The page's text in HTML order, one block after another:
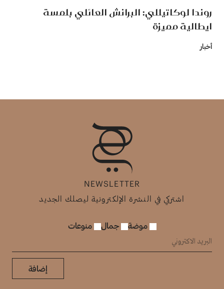
روندا لوكاتيللي: البرانش العائلي بلمسة
ايطالية مميزة
أخبار
NEWSLETTER
اشتركي في النشرة الإلكترونية ليصلك الجديد
موضة جمال منوعات
إضافة